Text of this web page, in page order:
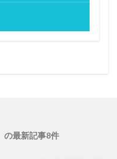
の最新記事8件